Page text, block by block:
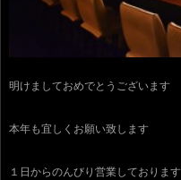
明けましておめでとうございます
本年も宜しくお願い致します
１日からのんびり営業しております